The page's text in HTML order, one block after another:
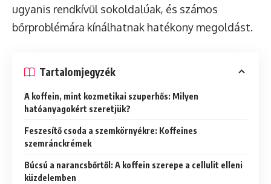
ugyanis rendkívül sokoldalúak, és számos
bőrproblémára kínálhatnak hatékony megoldást.
Tartalomjegyzék
A koffein, mint kozmetikai szuperhős: Milyen
hatóanyagokért szeretjük?
Feszesítő csoda a szemkörnyékre: Koffeines
szemránckrémek
Búcsú a narancsbőrtől: A koffein szerepe a cellulit elleni
küzdelemben